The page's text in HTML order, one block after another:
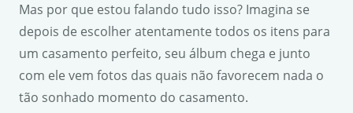
Mas por que estou falando tudo isso? Imagina se
depois de escolher atentamente todos os itens para
um casamento perfeito, seu álbum chega e junto
com ele vem fotos das quais não favorecem nada o
tão sonhado momento do casamento.